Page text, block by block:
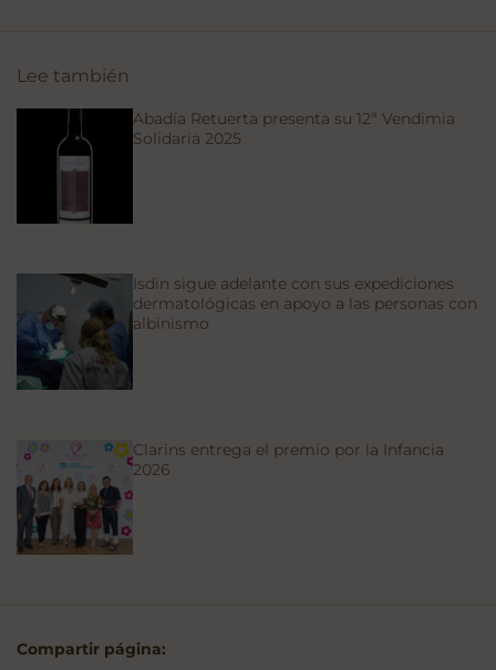
Lee también
Abadía Retuerta presenta su 12ª Vendimia
Solidaria 2025
Isdin sigue adelante con sus expediciones
dermatológicas en apoyo a las personas con
albinismo
Clarins entrega el premio por la Infancia
2026
Compartir página: